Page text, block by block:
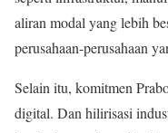
aliran modal yang lebih
perusahaan-perusahaan
Selain itu, komitmen
digital. Dan hilirisasi